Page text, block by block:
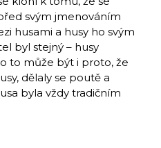
svým jmenováním
husami a husy ho svým
byl stejný – husy
to může být i proto, že
dělaly se poutě a
byla vždy tradičním